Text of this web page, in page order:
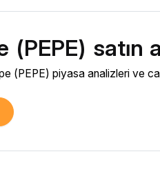
satın
(PEPE) piyasa analizleri ve